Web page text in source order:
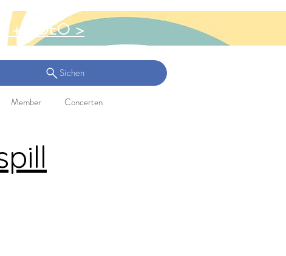
+ VIDEO >
Member Concerten
Sichen